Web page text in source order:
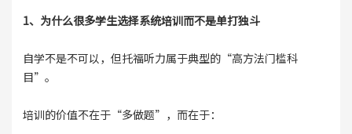
1、为什么很多学生选择系统培训而不是单打独斗
自学不是不可以，但托福听力属于典型的“高方法门槛科
目”。
培训的价值不在于“多做题”，而在于：